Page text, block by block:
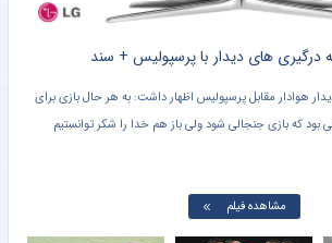
درگیری های دیدار با پرسپولیس + سند
هوادار مقابل پرسپولیس اظهار داشت: به هر حال بازی برای
که بازی جنجالی شود ولی باز هم خدا را شکر توانستیم
مشاهده فیلم